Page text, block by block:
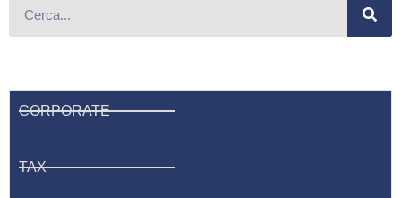
CORPORATE
TAX